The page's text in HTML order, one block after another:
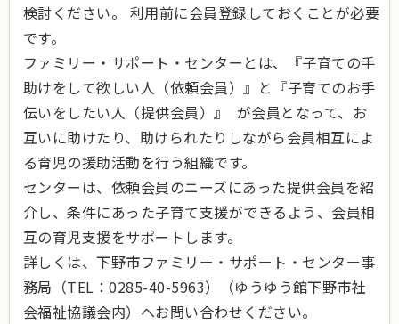
検討ください。 利用前に会員登録しておくことが必要
です。
ファミリー・サポート・センターとは、『子育ての手
助けをして欲しい人（依頼会員）』と『子育てのお手
伝いをしたい人（提供会員）』 が会員となって、お
互いに助けたり、助けられたりしながら会員相互によ
る育児の援助活動を行う組織です。
センターは、依頼会員のニーズにあった提供会員を紹
介し、条件にあった子育て支援ができるよう、会員相
互の育児支援をサポートします。
詳しくは、下野市ファミリー・サポート・センター事
務局（TEL：0285-40-5963）（ゆうゆう館下野市社
会福祉協議会内）へお問い合わせください。